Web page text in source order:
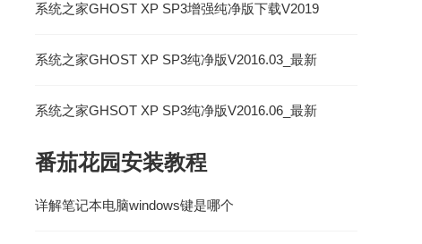
系统之家GHOST XP SP3增强纯净版下载V2019
系统之家GHOST XP SP3纯净版V2016.03_最新
系统之家GHSOT XP SP3纯净版V2016.06_最新
番茄花园安装教程
详解笔记本电脑windows键是哪个